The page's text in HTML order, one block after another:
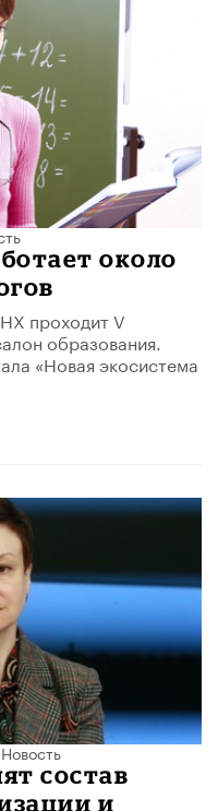
около
проходит V
образования.
«Новая экосистема
Новость
состав
и